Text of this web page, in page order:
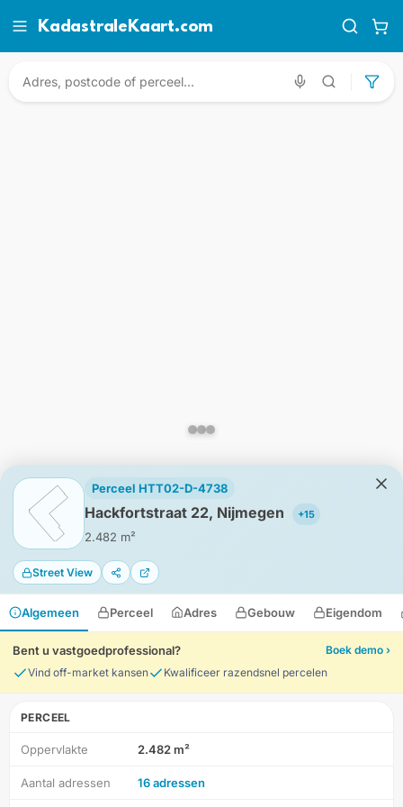
KadastraleKaart.com
Perceel HTT02-D-4738
Hackfortstraat 22, Nijmegen +15
2.482 m²
Street View
Algemeen Perceel Adres Gebouw Eigendom
Bent u vastgoedprofessional?
Boek demo ›
Vind off-market kansen
Kwalificeer razendsnel percelen
PERCEEL
Oppervlakte 2.482 m²
Aantal adressen 16 adressen